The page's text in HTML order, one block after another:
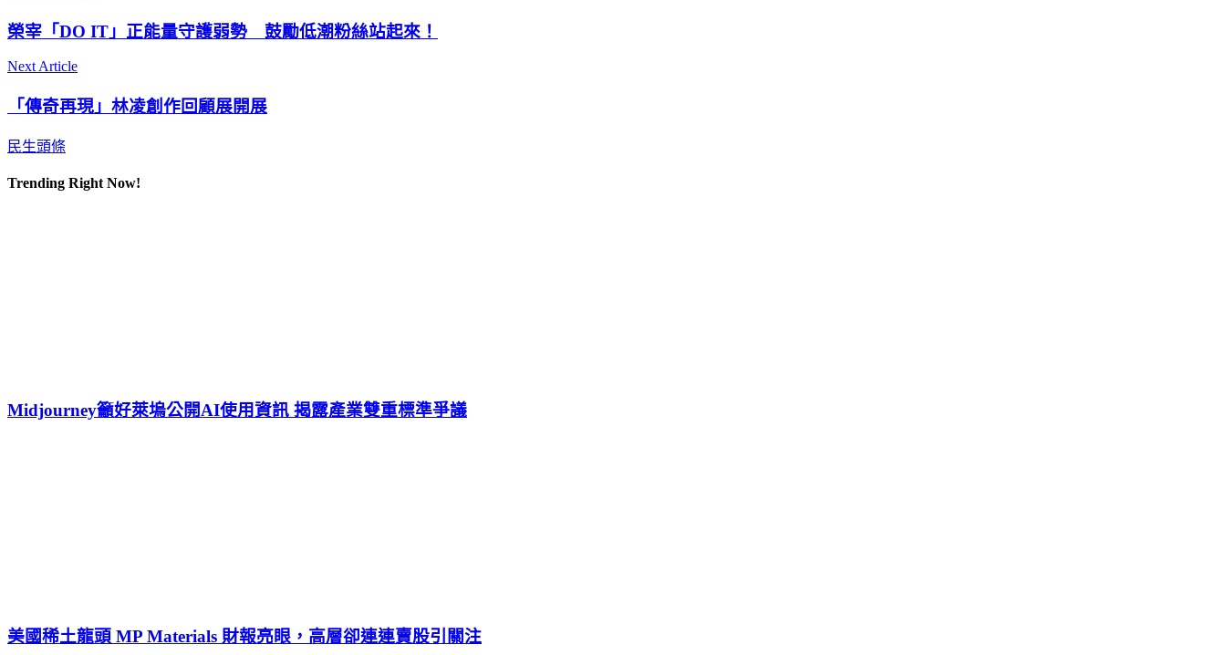
榮宰「DO IT」正能量守護弱勢 鼓勵低潮粉絲站起來！
Next Article
「傳奇再現」林凌創作回顧展開展
民生頭條
Trending Right Now!
Midjourney籲好萊塢公開AI使用資訊 揭露產業雙重標準爭議
美國稀土龍頭 MP Materials 財報亮眼，高層卻連連賣股引關注